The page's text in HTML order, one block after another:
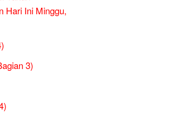
Hari Ini Minggu,
3)